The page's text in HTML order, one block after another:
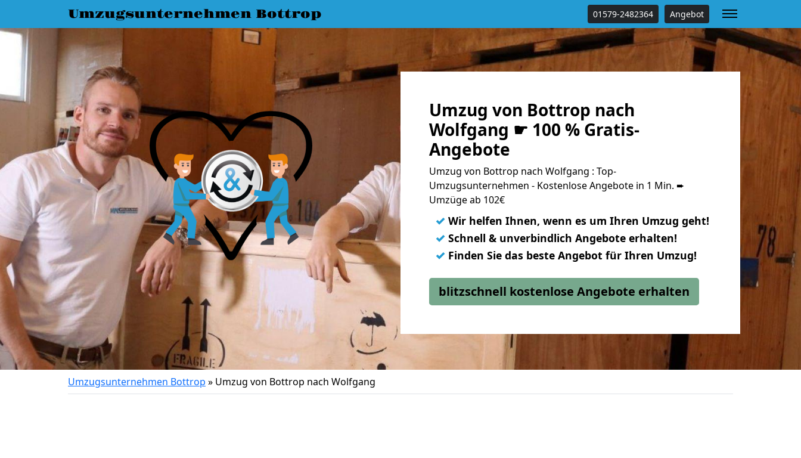
Umzugsunternehmen Bottrop 01579-2482364 Angebot
Umzug von Bottrop nach
Wolfgang ☛ 100 % Gratis-
Angebote
Umzug von Bottrop nach Wolfgang : Top-
Umzugsunternehmen - Kostenlose Angebote in 1 Min. ➨
Umzüge ab 102€
✓ Wir helfen Ihnen, wenn es um Ihren Umzug geht!
✓ Schnell & unverbindlich Angebote erhalten!
✓ Finden Sie das beste Angebot für Ihren Umzug!
blitzschnell kostenlose Angebote erhalten
Umzugsunternehmen Bottrop » Umzug von Bottrop nach Wolfgang